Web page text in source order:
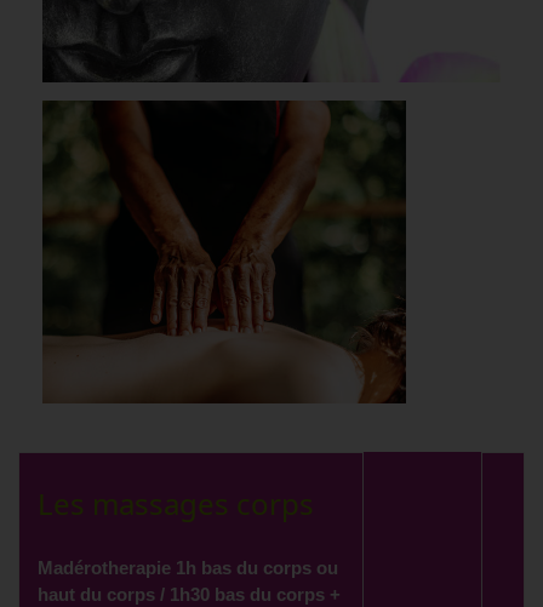
Les massages corps
Madérotherapie 1h bas du corps ou
haut du corps / 1h30 bas du corps +